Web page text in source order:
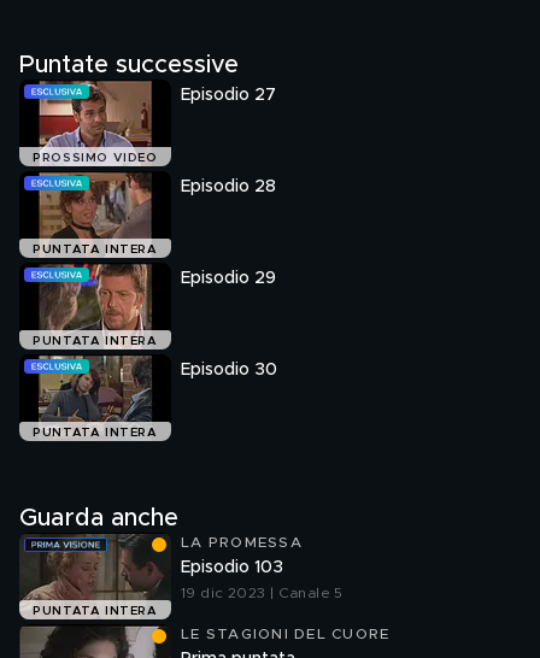
del pacchetto azionario del padre.
Puntate successive
PROSSIMO VIDEO
Episodio 27
PUNTATA INTERA
Episodio 28
PUNTATA INTERA
Episodio 29
PUNTATA INTERA
Episodio 30
Guarda anche
PUNTATA INTERA
LA PROMESSA
Episodio 103
19 dic 2023 | Canale 5
LE STAGIONI DEL CUORE